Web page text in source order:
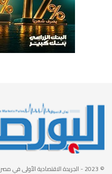
© 2023 - الجريدة الاقتصادية الأولى في مصر